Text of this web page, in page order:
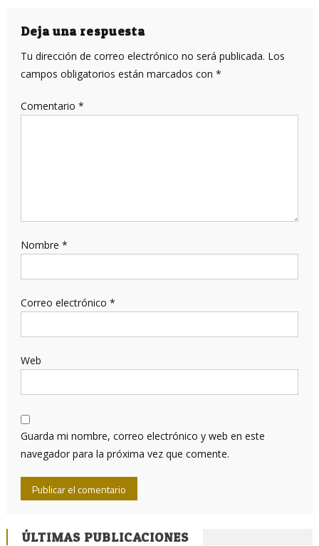
entradas
Deja una respuesta
Tu dirección de correo electrónico no será publicada. Los
campos obligatorios están marcados con *
Comentario *
Nombre *
Correo electrónico *
Web
Guarda mi nombre, correo electrónico y web en este
navegador para la próxima vez que comente.
ÚLTIMAS PUBLICACIONES